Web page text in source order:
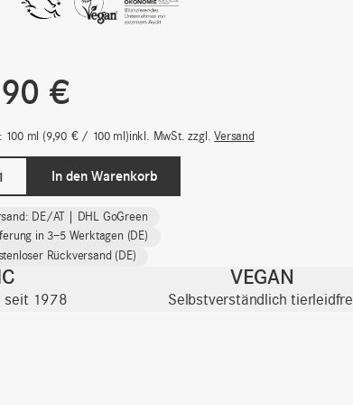
€
100 ml 9,90 €/ 100 ml inkl. MwSt. zzgl.Versand
In den Warenkorb
DE/AT | DHL GoGreen
in 3–5 Werktagen (DE)
Rückversand (DE)
seit 1978
VEGAN
Selbstverständlich